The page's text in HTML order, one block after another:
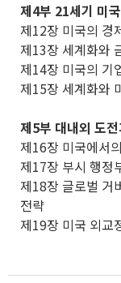
제4부 21세기 미
제12장 미국의 경
제13장 세계화와
제14장 미국의 기
제15장 세계화와
제5부 대내외 도
제16장 미국에서
제17장 부시 행정
제18장 글로벌 거
전략
제19장 미국 외교